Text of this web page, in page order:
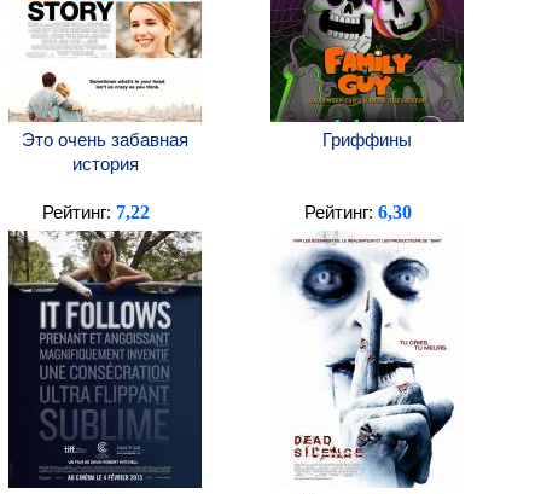
Это очень забавная
история
Гриффины
Рейтинг: 7,22 Рейтинг: 6,30